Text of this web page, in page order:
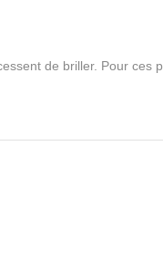
de briller. Pour